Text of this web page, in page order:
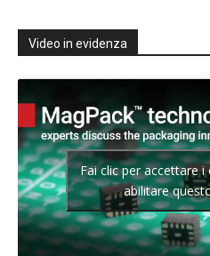
Video in evidenza
Fai clic per accettare
abilitare